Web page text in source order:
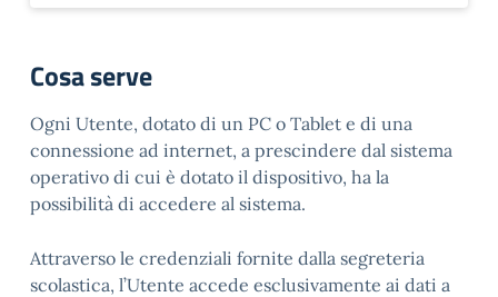
Cosa serve
Ogni Utente, dotato di un PC o Tablet e di una
connessione ad internet, a prescindere dal sistema
operativo di cui è dotato il dispositivo, ha la
possibilità di accedere al sistema.
Attraverso le credenziali fornite dalla segreteria
scolastica, l’Utente accede esclusivamente ai dati a